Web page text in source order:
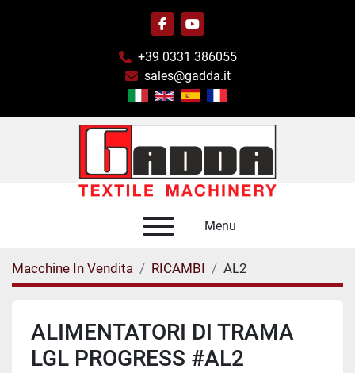
facebookyoutube
+39 0331 386055
sales@gadda.it
Menu
Macchine In Vendita RICAMBI AL2
ALIMENTATORI DI TRAMA
LGL PROGRESS #AL2